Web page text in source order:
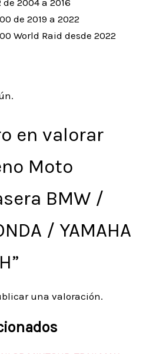
2004 a 2016
de 2019 a 2022
World Raid desde 2022
en valorar
Moto
BMW /
/ YAMAHA
una valoración.